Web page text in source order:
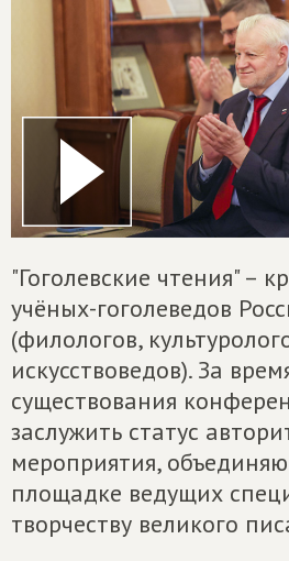
"Гоголевские чтения" –
учёных-гоголеведов
(филологов,
искусствоведов). За
существования
заслужить статус
мероприятия,
площадке ведущих
творчеству великого